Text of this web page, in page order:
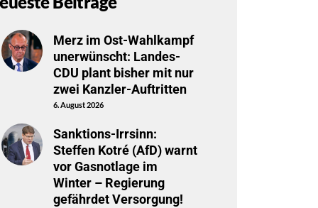
Merz im Ost-Wahlkampf
unerwünscht: Landes-
CDU plant bisher mit nur
zwei Kanzler-Auftritten
6. August 2026
Sanktions-Irrsinn:
Steffen Kotré (AfD) warnt
vor Gasnotlage im
Winter – Regierung
gefährdet Versorgung!